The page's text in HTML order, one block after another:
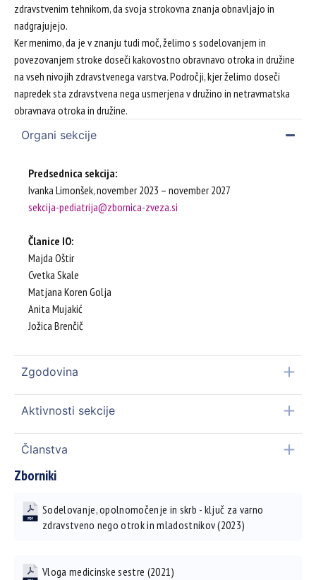
zdravstvenim tehnikom, da svoja strokovna znanja obnavljajo in
nadgrajujejo.
Ker menimo, da je v znanju tudi moč, želimo s sodelovanjem in
povezovanjem stroke doseči kakovostno obravnavo otroka in družine
na vseh nivojih zdravstvenega varstva. Področji, kjer želimo doseči
napredek sta zdravstvena nega usmerjena v družino in netravmatska
obravnava otroka in družine.
Organi sekcije
Predsednica sekcija:
Ivanka Limonšek, november 2023 – november 2027
sekcija-pediatrija@zbornica-zveza.si
Članice IO:
Majda Oštir
Cvetka Skale
Matjana Koren Golja
Anita Mujakić
Jožica Brenčič
Zgodovina
Aktivnosti sekcije
Članstva
Zborniki
Sodelovanje, opolnomočenje in skrb - ključ za varno
zdravstveno nego otrok in mladostnikov (2023)
Vloga medicinske sestre (2021)